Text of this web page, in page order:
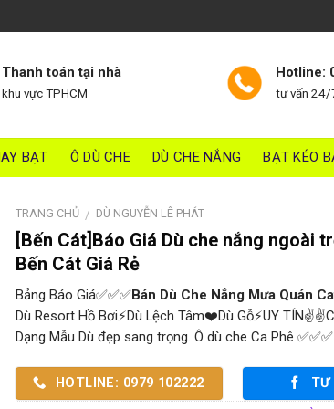
Thanh toán tại nhà
khu vực TPHCM
Hotline:
tư vấn 24/
BẠT Ô DÙ CHE DÙ CHE NẮNG BẠT KÉO
TRANG CHỦ / DÙ NGUYỄN LÊ PHÁT
[Bến Cát]Báo Giá Dù che nắng ngoài
Bến Cát Giá Rẻ
Bảng Báo Giá✅✅✅Bán Dù Che Nắng Mưa Quán
Dù Resort Hồ Bơi⚡Dù Lệch Tâm❤️Dù Gỗ⚡UY
Dạng Mẫu Dù đẹp sang trọng. Ô dù che Ca Phê ✅✅✅
HOTLINE: 0979 102222 TƯ